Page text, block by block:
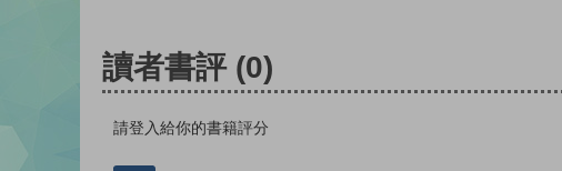
讀者書評 (0)
請登入給你的書籍評分